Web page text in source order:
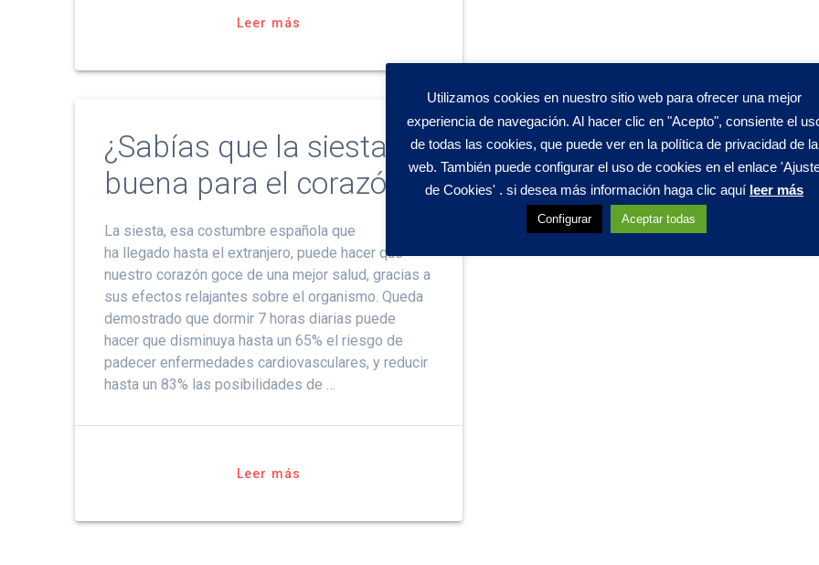
Leer más
¿Sabías que la siesta es
buena para el corazón?
La siesta, esa costumbre española que
ha llegado hasta el extranjero, puede hacer que
nuestro corazón goce de una mejor salud, gracias a
sus efectos relajantes sobre el organismo. Queda
demostrado que dormir 7 horas diarias puede
hacer que disminuya hasta un 65% el riesgo de
padecer enfermedades cardiovasculares, y reducir
hasta un 83% las posibilidades de …
Leer más
Utilizamos cookies en nuestro sitio web para ofrecer una mejor
experiencia de navegación. Al hacer clic en "Acepto", consiente el
de todas las cookies, que puede ver en la política de privacidad de la
web. También puede configurar el uso de cookies en el enlace
de Cookies' . si desea más información haga clic aquí leer más
Configurar Aceptar todas